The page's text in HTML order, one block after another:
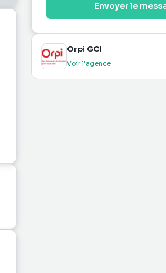
Envoyer le
Orpi GCI
Voir l'agence →